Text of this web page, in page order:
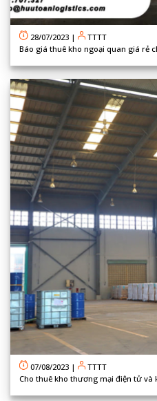
28/07/2023 |
TTTT
Báo giá thuê kho ngoại quan giá rẻ
07/08/2023 |
TTTT
Cho thuê kho thương mại điện tử và